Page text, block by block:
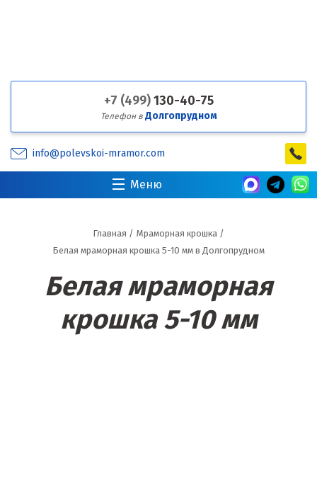
+7 (499)130-40-75
Телефон в Долгопрудном
info@polevskoi-mramor.com
Меню
Главная / Мраморная крошка /
Белая мраморная крошка 5-10 мм в Долгопрудном
Белая мраморная
крошка 5-10 мм